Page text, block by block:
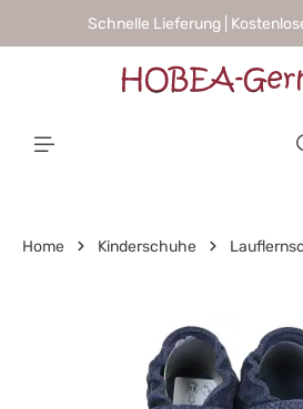
springenSchnelle Lieferung |
Home Kinderschuhe
Bildergalerie überspringen